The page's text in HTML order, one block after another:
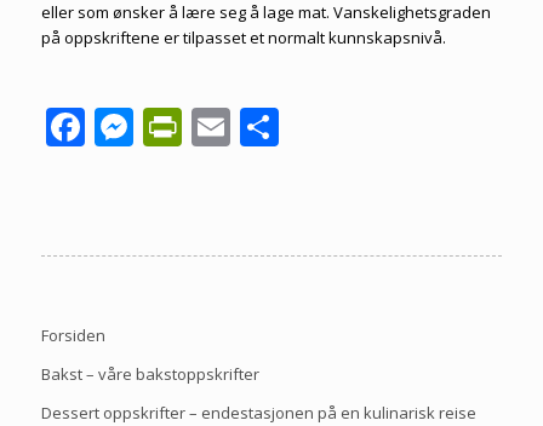
eller som ønsker å lære seg å lage mat. Vanskelighetsgraden
på oppskriftene er tilpasset et normalt kunnskapsnivå.
Facebook
Messenger
PrintFriendly
EmailShare
Forsiden
Bakst – våre bakstoppskrifter
Dessert oppskrifter – endestasjonen på en kulinarisk reise